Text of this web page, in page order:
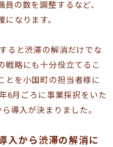
の数を調整するなど、
なります。
ると渋滞の解消だけでな
戦略にも十分役立てるこ
とを小国町の担当者様に
6月ごろに事業採択をいた
導入が決まりました。
入から渋滞の解消に